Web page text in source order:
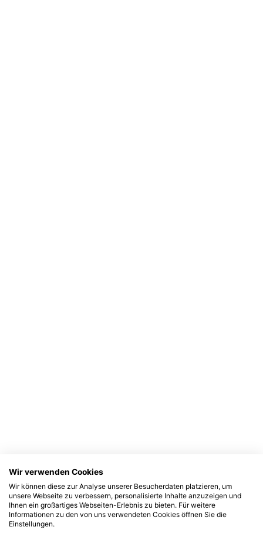
Wir verwenden Cookies
Wir können diese zur Analyse unserer Besucherdaten platzieren, um
unsere Webseite zu verbessern, personalisierte Inhalte anzuzeigen und
Ihnen ein großartiges Webseiten-Erlebnis zu bieten. Für weitere
Informationen zu den von uns verwendeten Cookies öffnen Sie die
Einstellungen.